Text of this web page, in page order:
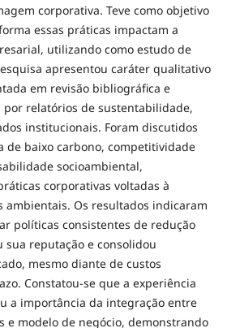
corporativa. Teve como objetivo
essas práticas impactam a
utilizando como estudo de
apresentou caráter qualitativo
em revisão bibliográfica e
relatórios de sustentabilidade,
institucionais. Foram discutidos
de baixo carbono, competitividade
socioambiental,
corporativas voltadas à
ambientais. Os resultados indicaram
políticas consistentes de redução
sua reputação e consolidou
mesmo diante de custos
Constatou-se que a experiência
a importância da integração entre
e modelo de negócio, demonstrando